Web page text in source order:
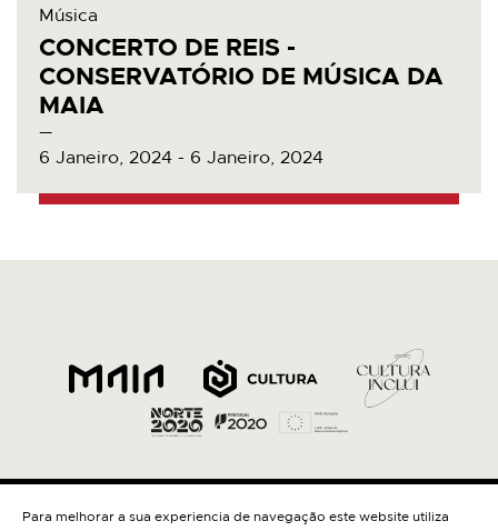
Música
CONCERTO DE REIS -
CONSERVATÓRIO DE MÚSICA DA
MAIA
6 Janeiro, 2024 - 6 Janeiro, 2024
Para melhorar a sua experiencia de navegação este website utiliza